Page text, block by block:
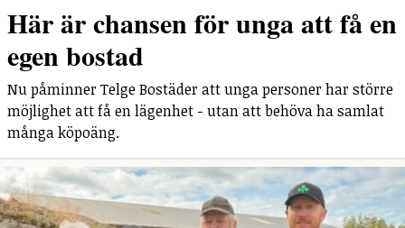
Här är chansen för unga att få en
egen bostad
Nu påminner Telge Bostäder att unga personer har större
möjlighet att få en lägenhet - utan att behöva ha samlat
många köpoäng.